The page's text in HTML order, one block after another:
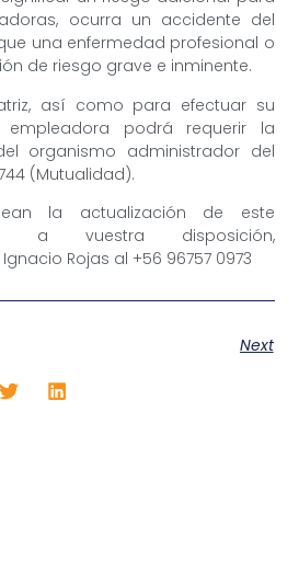
ocurra un accidente del
una enfermedad profesional o
de riesgo grave e inminente.
así como para efectuar su
podrá requerir la
organismo administrador del
(Mutualidad).
la actualización de este
a vuestra disposición,
Rojas al +56 96757 0973
Next